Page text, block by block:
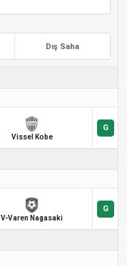
Dış Saha
Vissel Kobe
V-Varen Nagasaki